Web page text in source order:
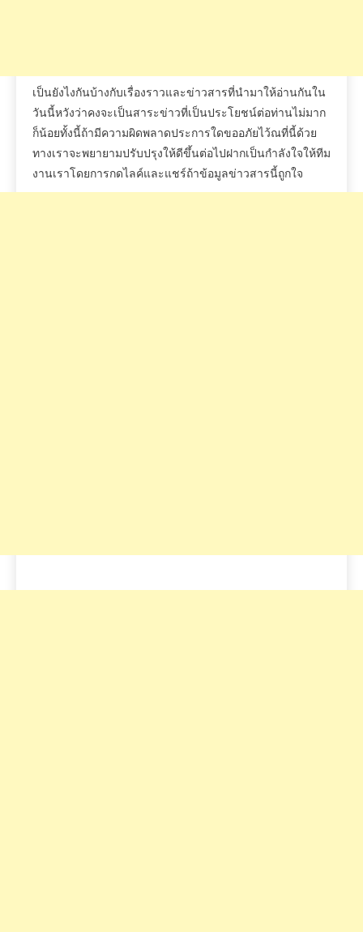
เป็นยังไงกันบ้างกับเรื่องราวและข่าวสารที่นำมาให้อ่านกันใน
วันนี้หวังว่าคงจะเป็นสาระข่าวที่เป็นประโยชน์ต่อท่านไม่มาก
ก็น้อยทั้งนี้ถ้ามีความผิดพลาดประการใดขออภัยไว้ณที่นี้ด้วย
ทางเราจะพยายามปรับปรุงให้ดีขึ้นต่อไปฝากเป็นกำลังใจให้ทีม
งานเราโดยการกดไลค์และแชร์ถ้าข้อมูลข่าวสารนี้ถูกใจ